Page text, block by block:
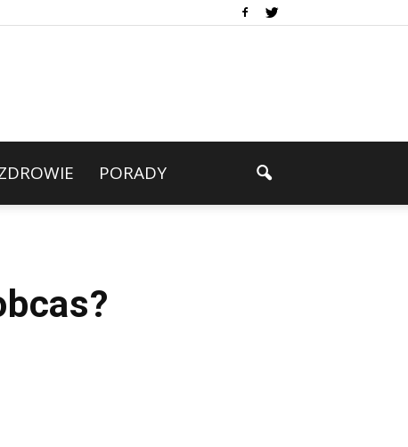
PORADY